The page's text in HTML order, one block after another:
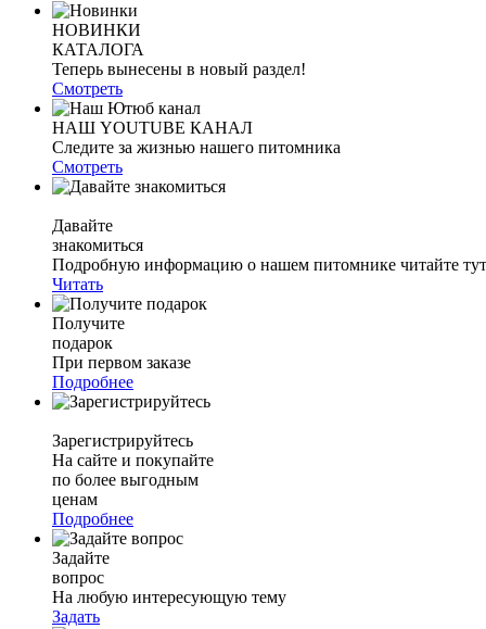
НОВИНКИ
КАТАЛОГА
Теперь вынесены в новый раздел!
Смотреть
НАШ YOUTUBE КАНАЛ
Следите за жизнью нашего питомника
Смотреть
Давайте
знакомиться
Подробную информацию о нашем питомнике читайте
Читать
Получите
подарок
При первом заказе
Подробнее
Зарегистрируйтесь
На сайте и покупайте
по более выгодным
ценам
Подробнее
Задайте
вопрос
На любую интересующую тему
Задать